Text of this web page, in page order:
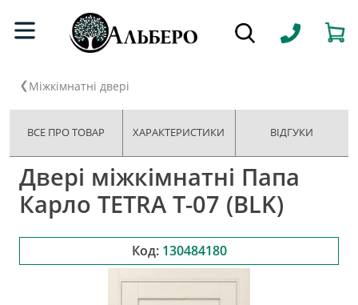
Міжкімнатні двері
ВСЕ ПРО ТОВАР ХАРАКТЕРИСТИКИ ВІДГУКИ
Двері міжкімнатні Папа
Карло TETRA T-07 (BLK)
Код: 130484180